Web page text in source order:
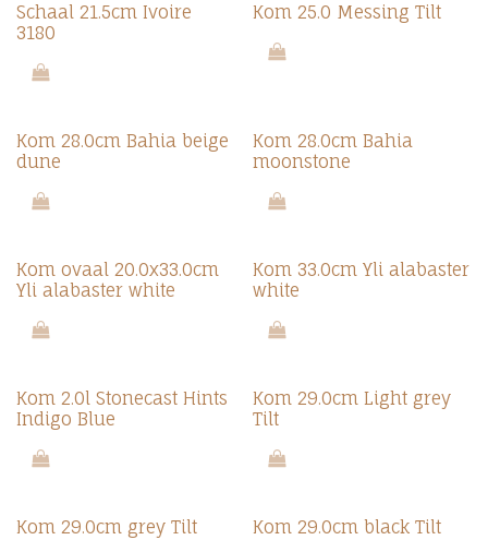
Schaal 21.5cm Ivoire
3180
Kom 25.0 Messing Tilt
Kom 28.0cm Bahia beige
dune
Kom 28.0cm Bahia
moonstone
Kom ovaal 20.0x33.0cm
Yli alabaster white
Kom 33.0cm Yli alabaster
white
Kom 2.0l Stonecast Hints
Indigo Blue
Kom 29.0cm Light grey
Tilt
Kom 29.0cm grey Tilt Kom 29.0cm black Tilt